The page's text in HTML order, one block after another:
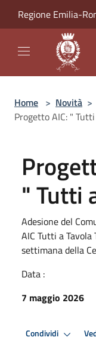
Regione Emilia-
Home > Novità >
Progetto AIC: "
" Tutti
Adesione del
AIC Tutti a
settimana della
Data :
7 maggio 2026
Condividi